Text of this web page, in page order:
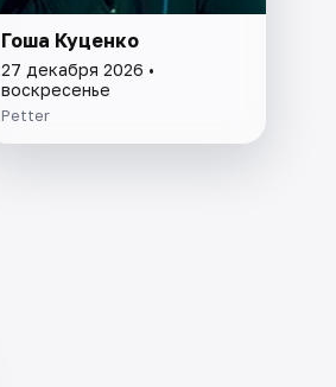
Гоша Куценко
27 декабря 2026 •
воскресенье
Petter